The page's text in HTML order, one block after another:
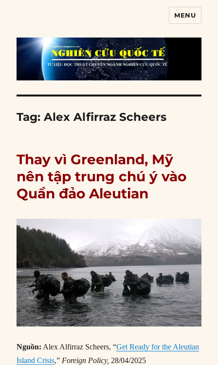
MENU
Tag:Alex Alfirraz Scheers
Thay vì Greenland, Mỹ
nên tập trung chú ý vào
Quần đảo Aleutian
Nguồn: Alex Alfirraz Scheers, “Get Ready for the Aleutian
Island Crisis,” Foreign Policy, 28/04/2025